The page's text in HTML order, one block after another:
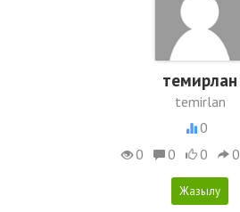
темирлан
temirlan
0
0
0 0 0